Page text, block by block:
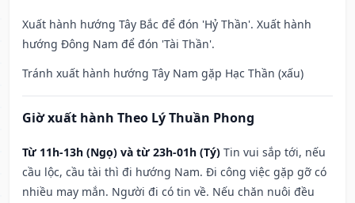
Xuất hành hướng Tây Bắc để đón 'Hỷ Thần'. Xuất hành
hướng Đông Nam để đón 'Tài Thần'.
Tránh xuất hành hướng Tây Nam gặp Hạc Thần (xấu)
Giờ xuất hành Theo Lý Thuần Phong
Từ 11h-13h (Ngọ) và từ 23h-01h (Tý) Tin vui sắp tới, nếu
cầu lộc, cầu tài thì đi hướng Nam. Đi công việc gặp gỡ có
nhiều may mắn. Người đi có tin về. Nếu chăn nuôi đều